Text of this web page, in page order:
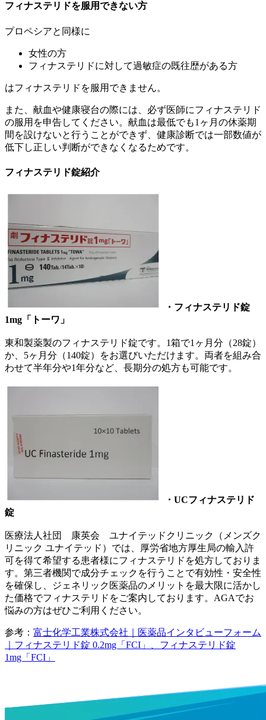
フィナステリドを服用できない方
プロペシアと同様に
女性の方
フィナステリドに対して過敏症の既往歴がある方
はフィナステリドを服用できません。
また、献血や健康寝台の際には、必ず医師にフィナステリド
の服用を申告してください。献血は最低でも1ヶ月の休薬期
間を設けないと行うことができず、健康診断では一部数値が
低下し正しい判断ができなくなるためです。
フィナステリド錠紹介
・ フィナステリド錠
1mg「トーワ」
東和製薬製のフィナステリド錠です。1箱で1ヶ月分（28錠）
か、5ヶ月分（140錠）をお選びいただけます。両者を組み合
わせて半年分や1年分など、長期分の処方も可能です。
・ UCフィナステリド
錠
医療法人社団 康英会 ユナイテッドクリニック（メンズク
リニック ユナイテッド）では、厚労省地方厚生局の輸入許
可を得て希望する患者様にフィナステリドを処方しておりま
す。第三者機関で成分チェックを行うことで有効性・安全性
を確保し、ジェネリック医薬品のメリットを最大限に活かし
た価格でフィナステリドをご案内しております。AGAでお
悩みの方はぜひご利用ください。
参考： 富士化学工業株式会社｜医薬品インタビューフォーム
｜フィナステリド錠 0.2mg「FCI」、フィナステリド錠
1mg「FCI」